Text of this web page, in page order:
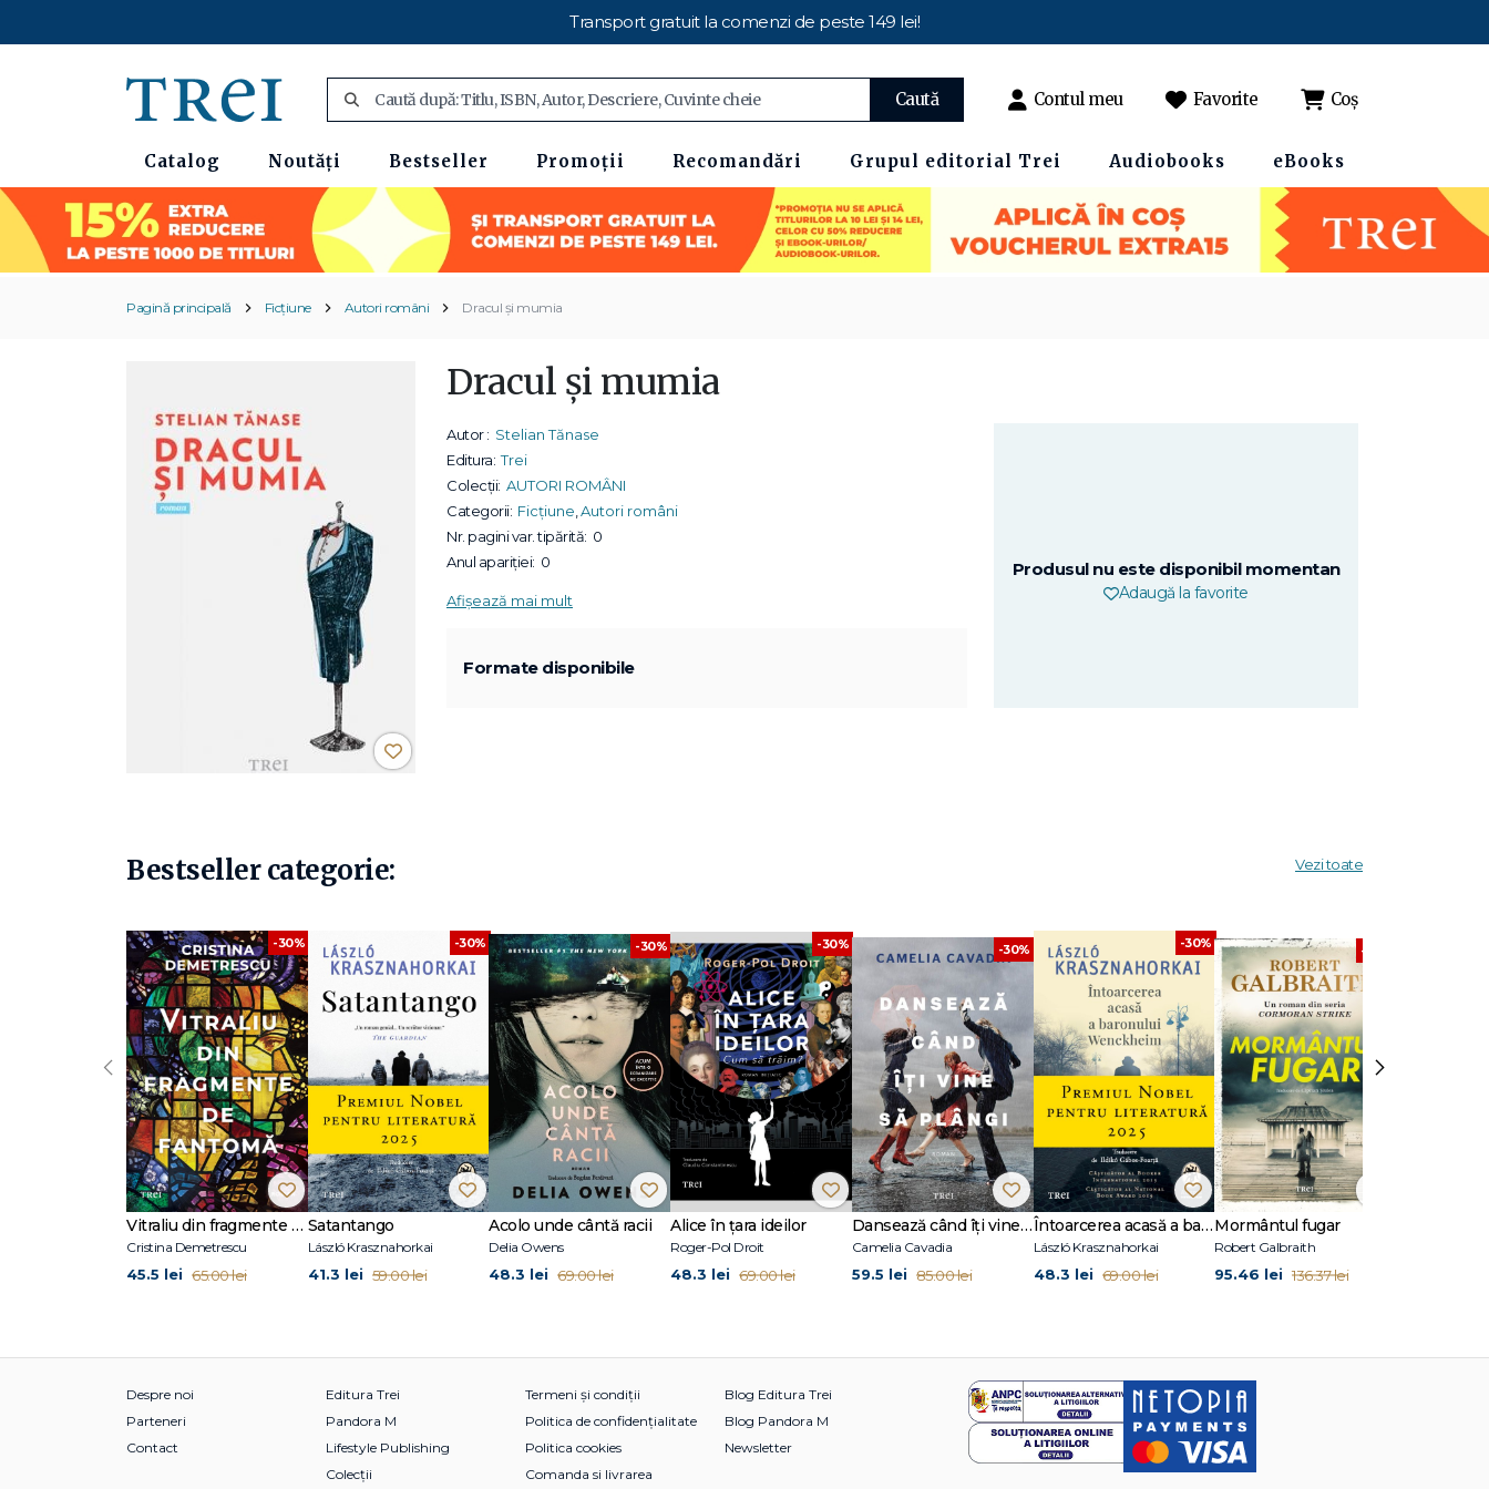
Transport gratuit la comenzi de peste 149 lei!
Caută Contul meu Favorite Coș
Catalog Noutăți Bestseller Promoții Recomandări Grupul editorial Trei Audiobooks eBooks
Pagină principală Ficțiune Autori români Dracul şi mumia
Dracul şi mumia
Autor : Stelian Tănase
Editura: Trei
Colecții: AUTORI ROMÂNI
Categorii: Ficțiune Autori români
Nr. pagini var. tipărită: 0
Anul apariției: 0
Afișează mai mult
Formate disponibile
Produsul nu este disponibil momentan
Adaugă la favorite
Bestseller categorie: Vezi toate
-30%
Vitraliu din fragmente de fantomă
Cristina Demetrescu
45.5 lei 65.00 lei
-30%
Satantango
László Krasznahorkai
41.3 lei 59.00 lei
-30%
Acolo unde cântă racii
Delia Owens
48.3 lei 69.00 lei
-30%
Alice în țara ideilor
Roger-Pol Droit
48.3 lei 69.00 lei
-30%
Dansează când îți vine să plângi
Camelia Cavadia
59.5 lei 85.00 lei
-30%
Întoarcerea acasă a baronului Wenckheim
László Krasznahorkai
48.3 lei 69.00 lei
-30%
Mormântul fugar
Robert Galbraith
95.46 lei 136.37 lei
‹ ›
Despre noi
Parteneri
Contact
Editura Trei
Pandora M
Lifestyle Publishing
Colecții
Termeni și condiții
Politica de confidențialitate
Politica cookies
Comanda si livrarea
Blog Editura Trei
Blog Pandora M
Newsletter